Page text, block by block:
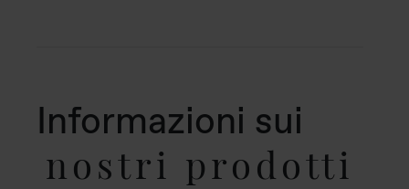
Informazioni sui
nostri prodotti